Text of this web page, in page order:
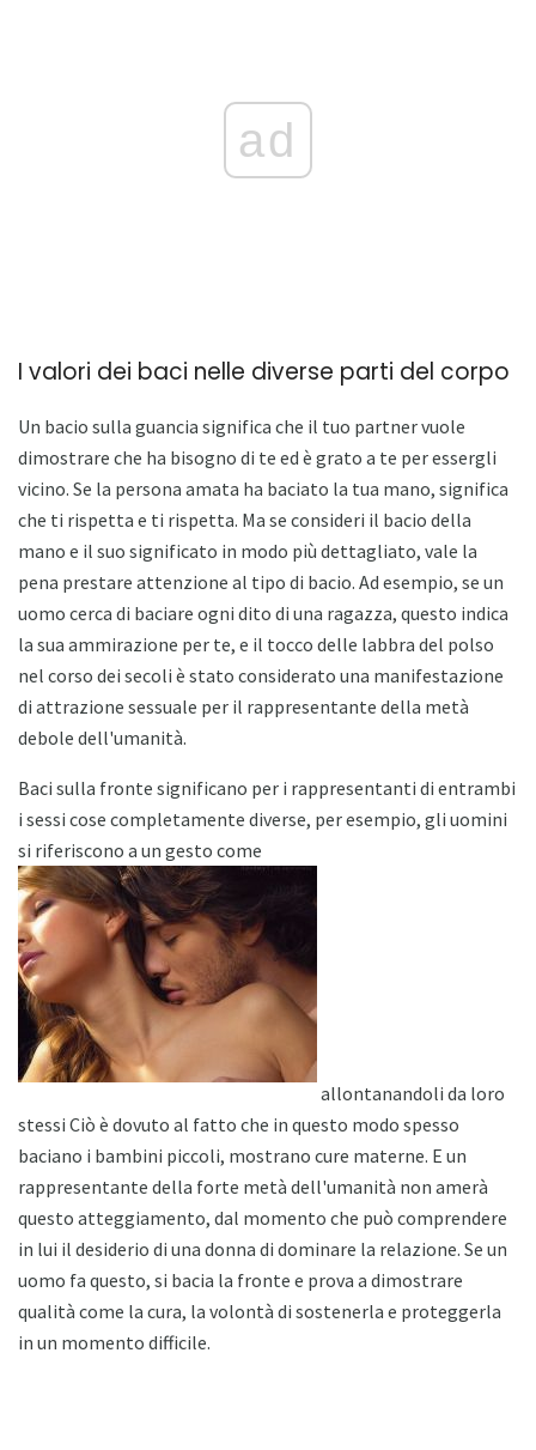
ad
I valori dei baci nelle diverse parti del corpo
Un bacio sulla guancia significa che il tuo partner vuole
dimostrare che ha bisogno di te ed è grato a te per essergli
vicino. Se la persona amata ha baciato la tua mano, significa
che ti rispetta e ti rispetta. Ma se consideri il bacio della
mano e il suo significato in modo più dettagliato, vale la
pena prestare attenzione al tipo di bacio. Ad esempio, se un
uomo cerca di baciare ogni dito di una ragazza, questo indica
la sua ammirazione per te, e il tocco delle labbra del polso
nel corso dei secoli è stato considerato una manifestazione
di attrazione sessuale per il rappresentante della metà
debole dell'umanità.
Baci sulla fronte significano per i rappresentanti di entrambi
i sessi cose completamente diverse, per esempio, gli uomini
si riferiscono a un gesto come
allontanandoli da loro
stessi Ciò è dovuto al fatto che in questo modo spesso
baciano i bambini piccoli, mostrano cure materne. E un
rappresentante della forte metà dell'umanità non amerà
questo atteggiamento, dal momento che può comprendere
in lui il desiderio di una donna di dominare la relazione. Se un
uomo fa questo, si bacia la fronte e prova a dimostrare
qualità come la cura, la volontà di sostenerla e proteggerla
in un momento difficile.